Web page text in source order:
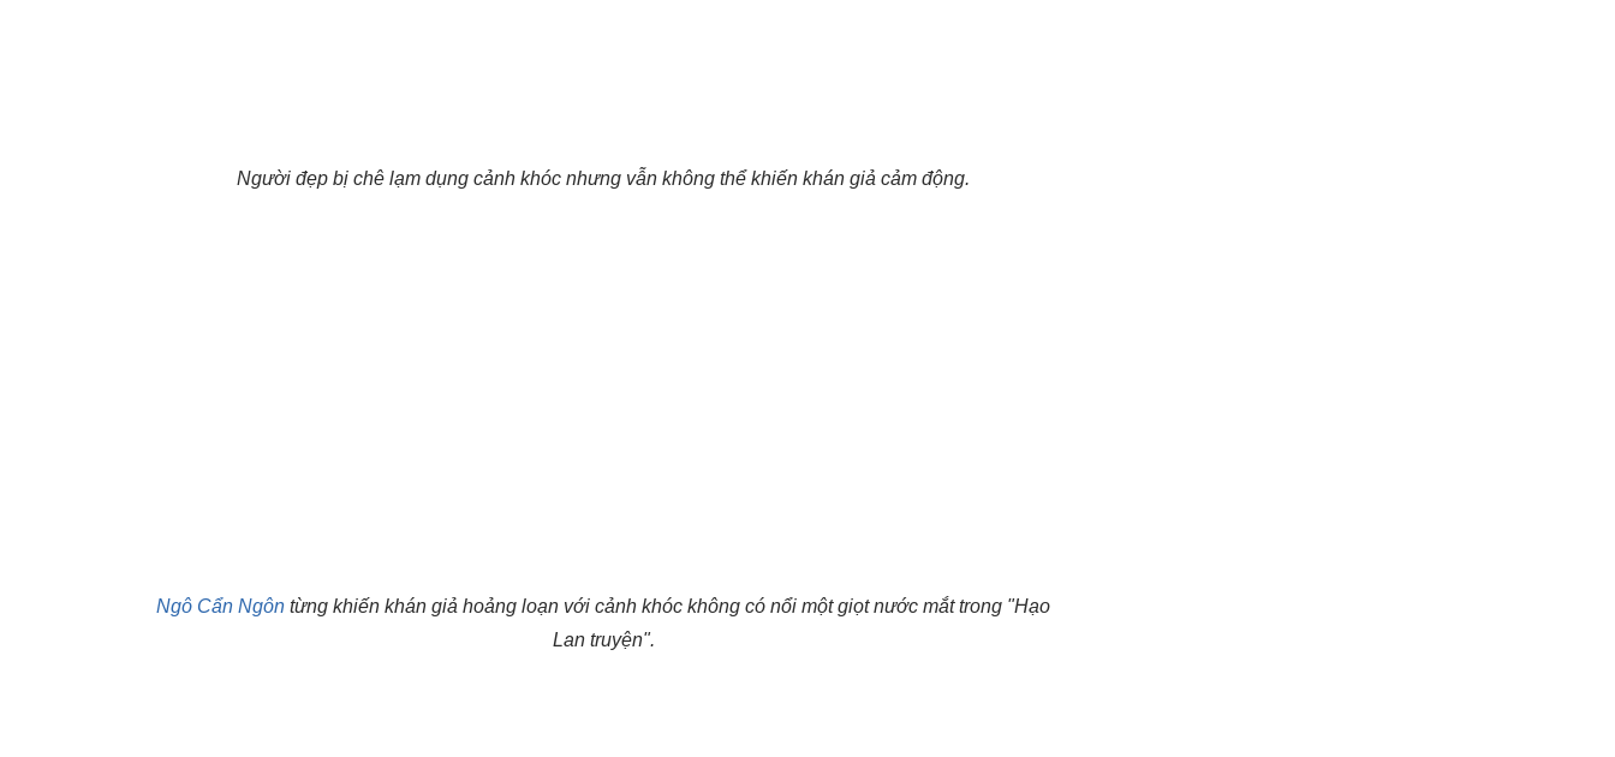
Người đẹp bị chê lạm dụng cảnh khóc nhưng vẫn không thể khiến khán giả cảm động.
Ngô Cẩn Ngôn từng khiến khán giả hoảng loạn với cảnh khóc không có nổi một giọt nước mắt trong "Hạo
Lan truyện".